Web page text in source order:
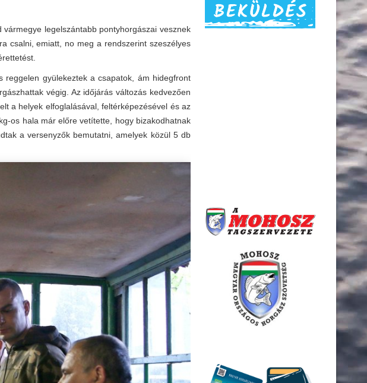
legelszántabb pontyhorgászai vesznek
csalni, emiatt, no meg a rendszerint szeszélyes
gyülekeztek a csapatok, ám hidegfront
végig. Az időjárás változás kedvezően
a helyek elfoglalásával, feltérképezésével és az
os hala már előre vetítette, hogy bizakodhatnak
a versenyzők bemutatni, amelyek közül 5 db